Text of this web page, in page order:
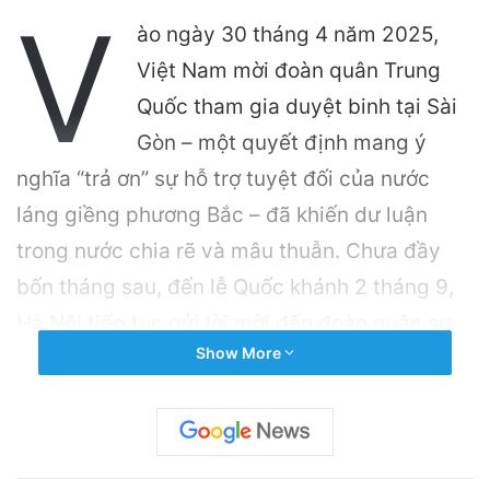
V
ào ngày 30 tháng 4 năm 2025,
Việt Nam mời đoàn quân Trung
Quốc tham gia duyệt binh tại Sài
Gòn – một quyết định mang ý
nghĩa “trả ơn” sự hỗ trợ tuyệt đối của nước
láng giềng phương Bắc – đã khiến dư luận
trong nước chia rẽ và mâu thuẫn. Chưa đầy
bốn tháng sau, đến lễ Quốc khánh 2 tháng 9,
Nga – quốc gia đang bị cộng đồng quốc tế chỉ
Related Articles
Show More